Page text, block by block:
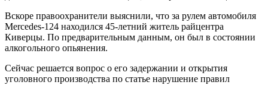
Вскоре правоохранители выяснили, что за рулем автомобиля
Mercеdеs-124 находился 45-летний житель райцентра
Киверцы. По предварительным данным, он был в состоянии
алкогольного опьянения.
Сейчас решается вопрос о его задержании и открытия
уголовного производства по статье нарушение правил